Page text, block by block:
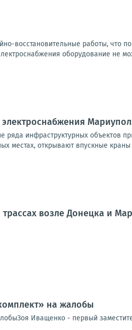
восстановительные работы, что
оборудование не
ряда инфраструктурных объектов
местах, открывают впускные краны
возле Донецка и
на жалобы
Иващенко - первый